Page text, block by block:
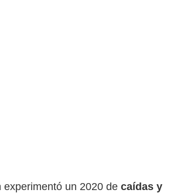
un 2020 de caídas y